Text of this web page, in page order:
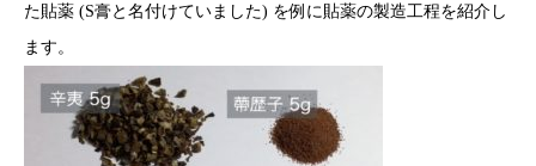
た貼薬 (S膏と名付けていました) を例に貼薬の製造工程を紹介し
ます。